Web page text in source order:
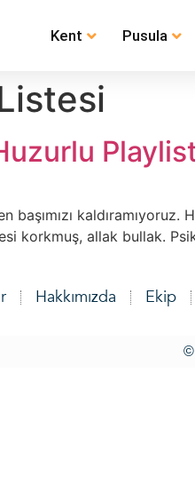
Kent Pusula
başımızı
korkmuş, allak bullak.
Hakkımızda Ekip
©